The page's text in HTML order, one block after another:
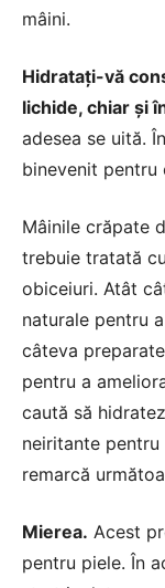
mâini.
Hidratați-vă
lichide, chiar și
adesea se uită.
binevenit pentru
Mâinile crăpate
trebuie tratată
obiceiuri. Atât
naturale pentru
câteva
pentru a
caută să
neiritante
remarcă
Mierea. Acest
pentru piele. În